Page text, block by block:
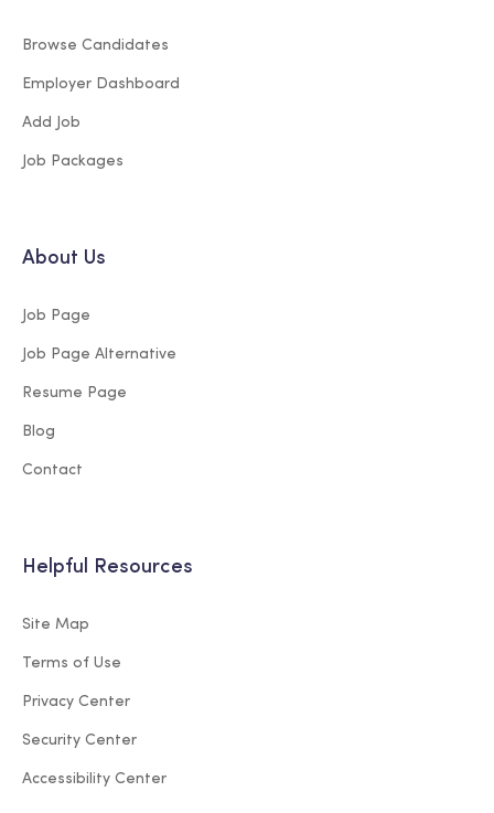
Browse Candidates
Employer Dashboard
Add Job
Job Packages
About Us
Job Page
Job Page Alternative
Resume Page
Blog
Contact
Helpful Resources
Site Map
Terms of Use
Privacy Center
Security Center
Accessibility Center